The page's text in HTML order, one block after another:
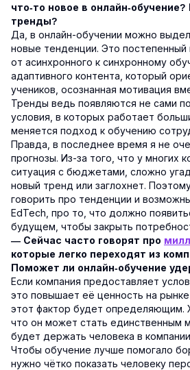
что-то новое в онлайн-
тренды?
Да, в онлайн-обучении можно
новые тенденции. Это постепенный
от асинхронного к синхронному
адаптивного контента, который
учеников, осознанная мотивация
Тренды ведь появляются не сами
условия, в которых работает
меняется подход к обучению
Правда, в последнее время я не
прогнозы. Из-за того, что у многих
ситуация с бюджетами, сложно
новый тренд или заглохнет.
говорить про тенденции и
EdTech, про то, что должно
будущем, чтобы закрыть
— Сейчас часто говорят про
которые легко переходят из
Поможет ли онлайн-обучение
Если компания предоставляет
это повышает её ценность на
этот фактор будет определяющим.
что он может стать единственным
будет держать человека в
Чтобы обучение лучше помогало
нужно чётко показать человеку